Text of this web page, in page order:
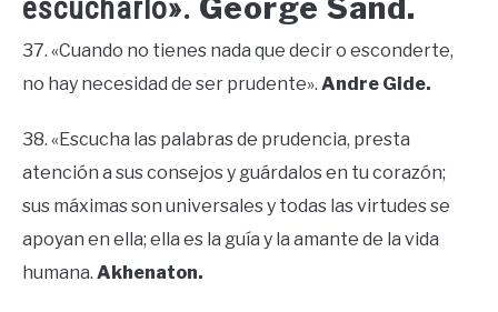
escucharlo». George Sand.
37. «Cuando no tienes nada que decir o esconderte,
no hay necesidad de ser prudente». Andre Gide.
38. «Escucha las palabras de prudencia, presta
atención a sus consejos y guárdalos en tu corazón;
sus máximas son universales y todas las virtudes se
apoyan en ella; ella es la guía y la amante de la vida
humana. Akhenaton.